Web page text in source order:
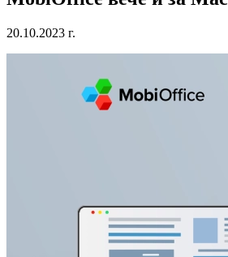
20.10.2023 г.